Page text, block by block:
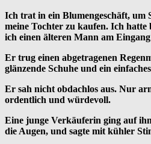
Ich trat in ein Blumengeschäft, um
meine Tochter zu kaufen. Ich hatte
ich einen älteren Mann am
Er trug einen abgetragenen
glänzende Schuhe und ein
Er sah nicht obdachlos aus. Nur
ordentlich und würdevoll.
Eine junge Verkäuferin ging auf
die Augen, und sagte mit kühler